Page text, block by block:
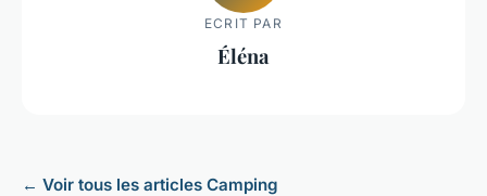
ECRIT PAR
Éléna
← Voir tous les articles Camping